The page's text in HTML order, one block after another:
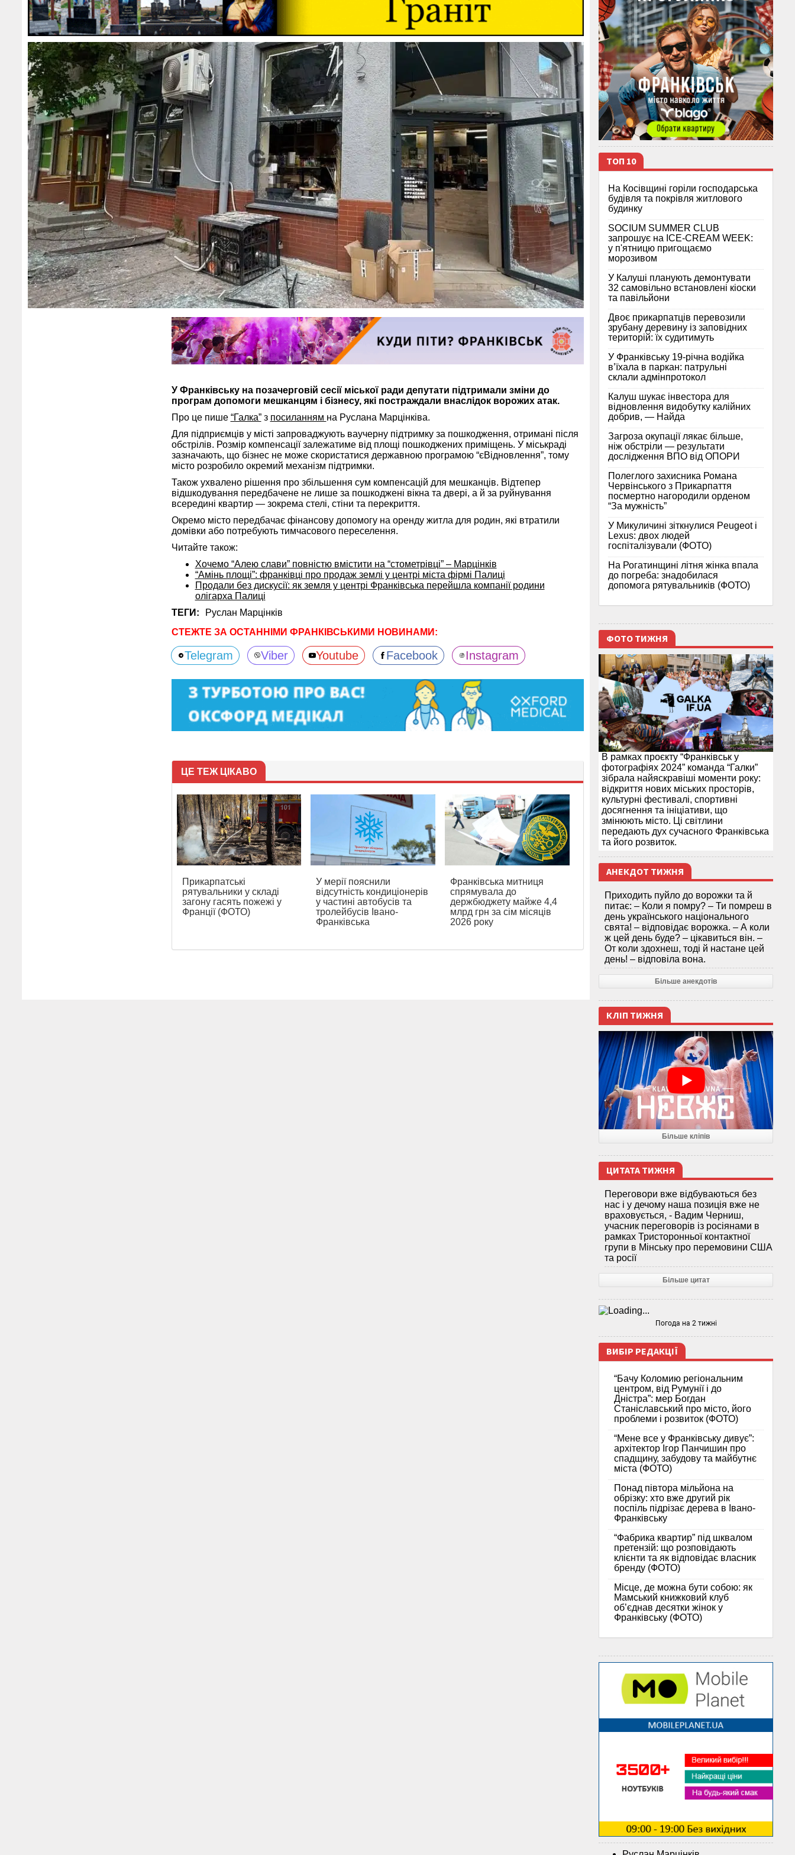
У Франківську на позачерговій сесії міської ради депутати підтримали зміни до
програм допомоги мешканцям і бізнесу, які постраждали внаслідок ворожих атак.
Про це пише “Галка”з посиланням на Руслана Марцінківа.
Для підприємців у місті запроваджують ваучерну підтримку за пошкодження, отримані після
обстрілів. Розмір компенсації залежатиме від площі пошкоджених приміщень. У міськраді
зазначають, що бізнес не може скористатися державною програмою “єВідновлення”, тому
місто розробило окремий механізм підтримки.
Також ухвалено рішення про збільшення сум компенсацій для мешканців. Відтепер
відшкодування передбачене не лише за пошкоджені вікна та двері, а й за руйнування
всередині квартир — зокрема стелі, стіни та перекриття.
Окремо місто передбачає фінансову допомогу на оренду житла для родин, які втратили
домівки або потребують тимчасового переселення.
Читайте також:
Хочемо “Алею слави” повністю вмістити на “стометрівці” – Марцінків
“Амінь площі”: франківці про продаж землі у центрі міста фірмі Палиці
Продали без дискусії: як земля у центрі Франківська перейшла компанії родини
олігарха Палиці
ТЕГИ:
Руслан Марцінків
СТЕЖТЕ ЗА ОСТАННІМИ ФРАНКІВСЬКИМИ НОВИНАМИ:
Telegram Viber Youtube Facebook Instagram
ЦЕ ТЕЖ ЦІКАВО
Прикарпатські
рятувальники у складі
загону гасять пожежі у
Франції (ФОТО)
У мерії пояснили
відсутність кондиціонерів
у частині автобусів та
тролейбусів Івано-
Франківська
Франківська митниця
спрямувала до
держбюджету майже 4,4
млрд грн за сім місяців
2026 року
ТОП 10
На Косівщині горіли господарська
будівля та покрівля житлового
будинку
SOCIUM SUMMER CLUB
запрошує на ICE-CREAM WEEK:
у п'ятницю пригощаємо
морозивом
У Калуші планують демонтувати
32 самовільно встановлені кіоски
та павільйони
Двоє прикарпатців перевозили
зрубану деревину із заповідних
територій: їх судитимуть
У Франківську 19-річна водійка
в’їхала в паркан: патрульні
склали адмінпротокол
Калуш шукає інвестора для
відновлення видобутку калійних
добрив, — Найда
Загроза окупації лякає більше,
ніж обстріли — результати
дослідження ВПО від ОПОРИ
Полеглого захисника Романа
Червінського з Прикарпаття
посмертно нагородили орденом
“За мужність”
У Микуличині зіткнулися Peugeot і
Lexus: двох людей
госпіталізували (ФОТО)
На Рогатинщині літня жінка впала
до погреба: знадобилася
допомога рятувальників (ФОТО)
ФОТО ТИЖНЯ
В рамках проєкту “Франківськ у
фотографіях 2024” команда “Галки”
зібрала найяскравіші моменти року:
відкриття нових міських просторів,
культурні фестивалі, спортивні
досягнення та ініціативи, що
змінюють місто. Ці світлини
передають дух сучасного Франківська
та його розвиток.
АНЕКДОТ ТИЖНЯ
Приходить пуйло до ворожки та й
питає: – Коли я помру? – Ти помреш в
день українського національного
свята! – відповідає ворожка. – А коли
ж цей день буде? – цікавиться він. –
От коли здохнеш, тоді й настане цей
день! – відповіла вона.
Більше анекдотів
КЛІП ТИЖНЯ
Більше кліпів
ЦИТАТА ТИЖНЯ
Переговори вже відбуваються без
нас і у дечому наша позиція вже не
враховується, - Вадим Черниш,
учасник переговорів із росіянами в
рамках Тристоронньої контактної
групи в Мінську про перемовини США
та росії
Більше цитат
Погода на 2 тижні
ВИБІР РЕДАКЦІЇ
“Бачу Коломию регіональним
центром, від Румунії і до
Дністра”: мер Богдан
Станіславський про місто, його
проблеми і розвиток (ФОТО)
“Мене все у Франківську дивує”:
архітектор Ігор Панчишин про
спадщину, забудову та майбутнє
міста (ФОТО)
Понад півтора мільйона на
обрізку: хто вже другий рік
поспіль підрізає дерева в Івано-
Франківську
“Фабрика квартир” під шквалом
претензій: що розповідають
клієнти та як відповідає власник
бренду (ФОТО)
Місце, де можна бути собою: як
Мамський книжковий клуб
об’єднав десятки жінок у
Франківську (ФОТО)